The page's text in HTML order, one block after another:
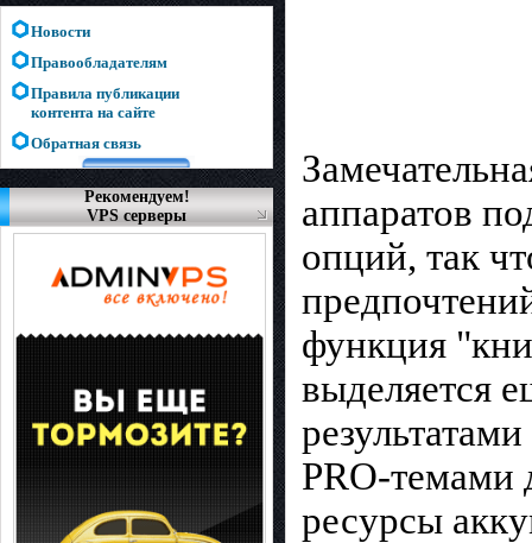
Новости
Правообладателям
Правила публикации
контента на сайте
Обратная связь
Рекомендуем!
VPS серверы
аппаратов
опций, так
функция
выделяется
PRO-темами
ресурсы